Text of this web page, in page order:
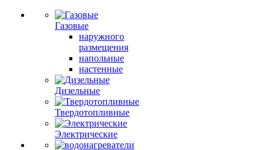
Газовые
наружного
размещения
напольные
настенные
Дизельные
Твердотопливные
Электрические